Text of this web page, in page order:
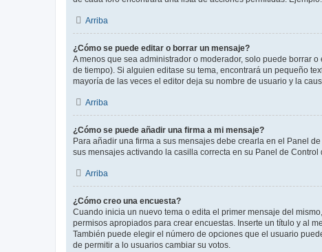
Arriba
¿Cómo se puede editar o borrar un mensaje?
A menos que sea administrador o moderador, solo puede borrar
de tiempo). Si alguien editase su tema, encontrará un pequeño
mayoría de las veces el editor deja su nombre de usuario y la
Arriba
¿Cómo se puede añadir una firma a mi mensaje?
Para añadir una firma a sus mensajes debe crearla en el Panel
sus mensajes activando la casilla correcta en su Panel de
Arriba
¿Cómo creo una encuesta?
Cuando inicia un nuevo tema o edita el primer mensaje del
permisos apropiados para crear encuestas. Inserte un título y al
También puede elegir el número de opciones que el usuario
de permitir a lo usuarios cambiar su votos.